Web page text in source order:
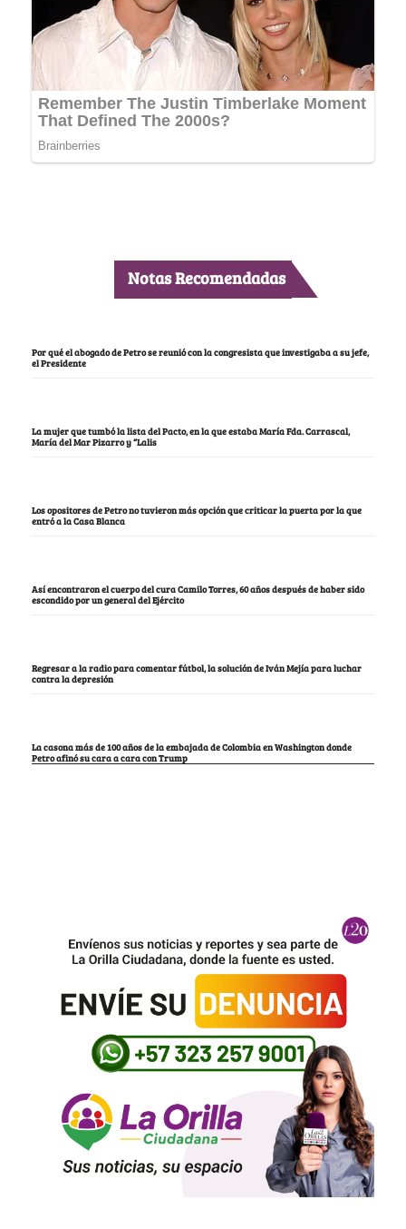
Notas Recomendadas
Por qué el abogado de Petro se reunió con la congresista que investigaba a su jefe,
el Presidente
La mujer que tumbó la lista del Pacto, en la que estaba María Fda. Carrascal,
María del Mar Pizarro y “Lalis
Los opositores de Petro no tuvieron más opción que criticar la puerta por la que
entró a la Casa Blanca
Así encontraron el cuerpo del cura Camilo Torres, 60 años después de haber sido
escondido por un general del Ejército
Regresar a la radio para comentar fútbol, la solución de Iván Mejía para luchar
contra la depresión
La casona más de 100 años de la embajada de Colombia en Washington donde
Petro afinó su cara a cara con Trump